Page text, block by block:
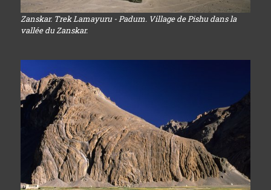
Zanskar. Trek Lamayuru - Padum. Village de Pishu dans la
vallée du Zanskar.